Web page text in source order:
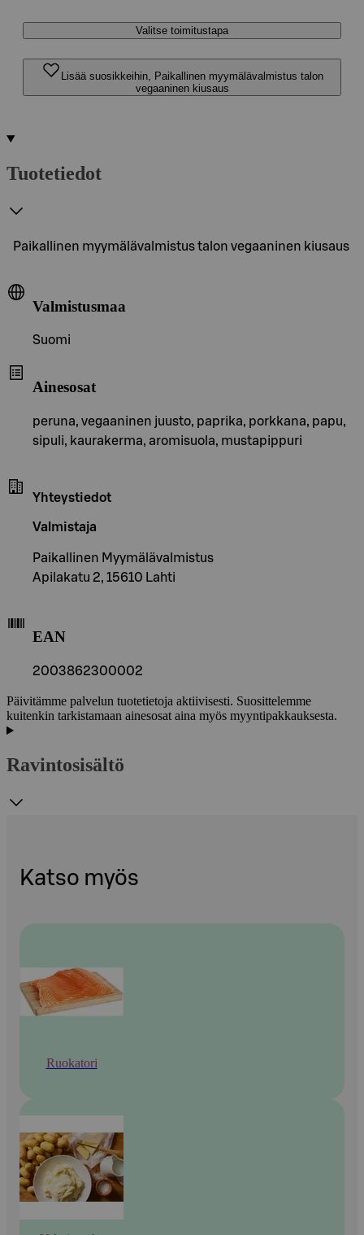
Valitse toimitustapa
Lisää suosikkeihin, Paikallinen myymälävalmistus talon
vegaaninen kiusaus
Tuotetiedot
Paikallinen myymälävalmistus talon vegaaninen kiusaus
Valmistusmaa
Suomi
Ainesosat
peruna, vegaaninen juusto, paprika, porkkana, papu,
sipuli, kaurakerma, aromisuola, mustapippuri
Yhteystiedot
Valmistaja
Paikallinen Myymälävalmistus
Apilakatu 2, 15610 Lahti
EAN
2003862300002
Päivitämme palvelun tuotetietoja aktiivisesti. Suosittelemme
kuitenkin tarkistamaan ainesosat aina myös myyntipakkauksesta.
Ravintosisältö
Katso myös
Ruokatori